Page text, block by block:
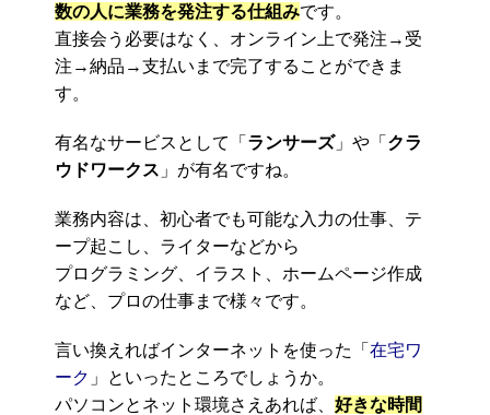
数の人に業務を発注する仕組みです。
直接会う必要はなく、オンライン上で発注→受
注→納品→支払いまで完了することができま
す。
有名なサービスとして「 ランサーズ」や「 クラ
ウドワークス 」が有名ですね。
業務内容は、初心者でも可能な入力の仕事、テ
ープ起こし、ライターなどから
プログラミング、イラスト、ホームページ作成
など、プロの仕事まで様々です。
言い換えればインターネットを使った「 在宅ワ
ーク 」といったところでしょうか。
パソコンとネット環境さえあれば、 好きな時間